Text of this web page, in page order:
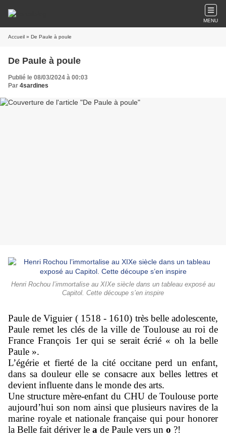
MENU
Accueil » De Paule à poule
De Paule à poule
Publié le 08/03/2024 à 00:03
Par 4sardines
Henri Rochou l’immortalise au XIXe siècle dans un tableau exposé au
Capitol. Cette découpe s’en inspire
Paule de Viguier ( 1518 - 1610) très belle adolescente,
Paule remet les clés de la ville de Toulouse au roi de
France François 1er qui se serait écrié « oh la belle
Paule ».
L’égérie et fierté de la cité occitane perd un enfant,
dans sa douleur elle se consacre aux belles lettres et
devient influente dans le monde des arts.
Une structure mère-enfant du CHU de Toulouse porte
aujourd’hui son nom ainsi que plusieurs navires de la
marine royale et nationale française qui pour honorer
la Belle fait dériver le a de Paule vers un o ?!